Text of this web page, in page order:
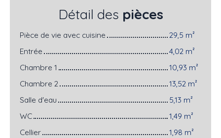
Détail des pièces
Pièce de vie avec cuisine
29,5 m²
Entrée
4,02 m²
Chambre 1
10,93 m²
Chambre 2
13,52 m²
Salle d'eau
5,13 m²
WC
1,49 m²
Cellier
1,98 m²